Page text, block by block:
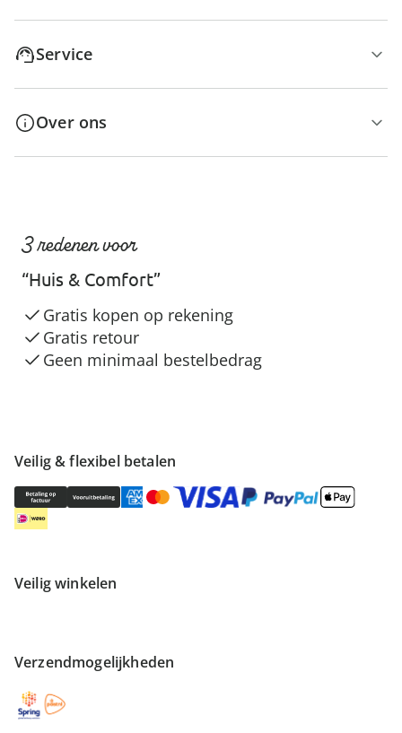
Service
Over ons
Veilig & flexibel betalen
Veilig winkelen
Verzendmogelijkheden
3 redenen voor
“Huis & Comfort”
Gratis kopen op rekening
Gratis retour
Geen minimaal bestelbedrag